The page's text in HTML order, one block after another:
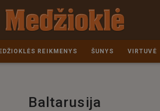
REIKMENYS ŠUNYS VIRTUVĖ
Baltarusija